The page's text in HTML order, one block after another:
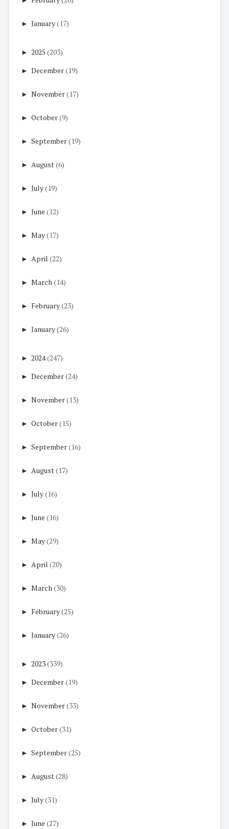
► January(17)
► 2025 (203)
► December(19)
► November(17)
► October(9)
► September(19)
► August(6)
► July(19)
► June (12)
► May(17)
► April (22)
► March (14)
► February(23)
► January(26)
► 2024(247)
► December(24)
► November(13)
► October(15)
► September(16)
► August(17)
► July(16)
► June (16)
► May(29)
► April (20)
► March (30)
► February(25)
► January(26)
► 2023(339)
► December(19)
► November(33)
► October(31)
► September(25)
► August(28)
► July(31)
► June (27)